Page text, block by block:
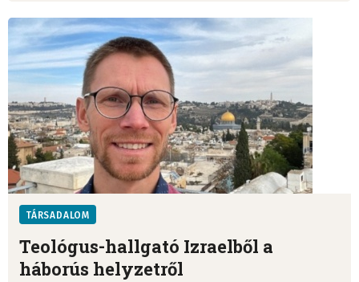
TÁRSADALOM
Teológus-hallgató Izraelből a
háborús helyzetről